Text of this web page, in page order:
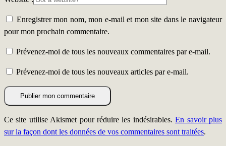
Enregistrer mon nom, mon e-mail et mon site dans le navigateur
pour mon prochain commentaire.
Prévenez-moi de tous les nouveaux commentaires par e-mail.
Prévenez-moi de tous les nouveaux articles par e-mail.
Ce site utilise Akismet pour réduire les indésirables.En savoir plus
sur la façon dont les données de vos commentaires sont traitées.